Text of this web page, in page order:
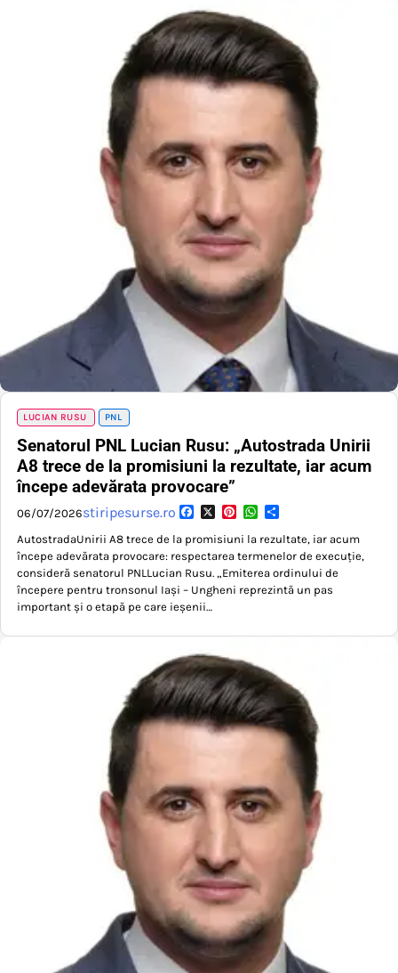
LUCIAN RUSU PNL
Senatorul PNL Lucian Rusu: „Autostrada Unirii
A8 trece de la promisiuni la rezultate, iar acum
începe adevărata provocare”
06/07/2026stiripesurse.ro Facebook
X PinterestWhatsApp
AutostradaUnirii A8 trece de la promisiuni la rezultate, iar acum
începe adevărata provocare: respectarea termenelor de execuție,
consideră senatorul PNLLucian Rusu. „Emiterea ordinului de
începere pentru tronsonul Iași – Ungheni reprezintă un pas
important și o etapă pe care ieșenii…